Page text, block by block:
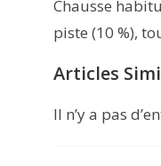
Chausse
piste (10 %),
Articles
Il n’y a pas